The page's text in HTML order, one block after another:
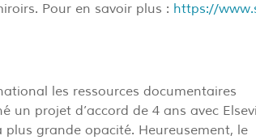
Pour en savoir plus : https://
les ressources documentaires
un projet d’accord de 4 ans avec
grande opacité. Heureusement, le